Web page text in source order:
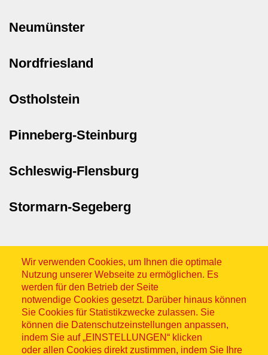
Neumünster
Nordfriesland
Ostholstein
Pinneberg-Steinburg
Schleswig-Flensburg
Stormarn-Segeberg
Wir verwenden Cookies, um Ihnen die optimale
Nutzung unserer Webseite zu ermöglichen. Es
werden für den Betrieb der Seite
notwendige Cookies gesetzt. Darüber hinaus können
Sie Cookies für Statistikzwecke zulassen. Sie
können die Datenschutzeinstellungen anpassen,
indem Sie auf „EINSTELLUNGEN“ klicken
oder allen Cookies direkt zustimmen, indem Sie Ihre
Sitemap